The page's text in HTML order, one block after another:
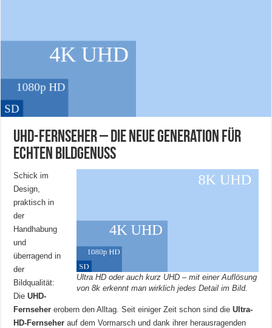
UHD-Fernseher – die neue Generation für
echten Bildgenuss
Ultra HD oder auch kurz UHD – mit einer Auflösung
von 8k erkennt man wirklich jedes Detail im Bild.
Schick im
Design,
praktisch in
der
Handhabung
und
überragend in
der
Bildqualität:
DieUHD-
Fernseher erobern den Alltag. Seit einiger Zeit schon sind dieUltra-
HD-Fernseher auf dem Vormarsch und dank ihrer herausragenden